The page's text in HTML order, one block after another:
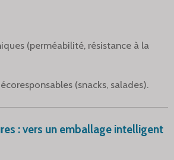
(perméabilité, résistance à la
(snacks, salades).
: vers un emballage intelligent